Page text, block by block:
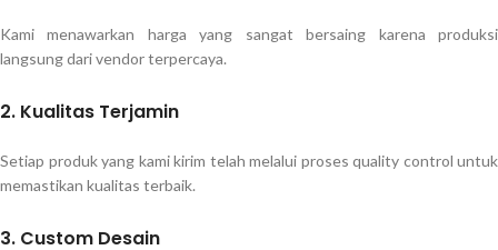
Kami menawarkan harga yang sangat bersaing karena produksi
langsung dari vendor terpercaya.
2. Kualitas Terjamin
Setiap produk yang kami kirim telah melalui proses quality control untuk
memastikan kualitas terbaik.
3. Custom Desain